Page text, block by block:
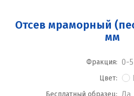
Отсев мраморный
мм
Фракция: 0-
Цвет:
Бесплатный образец: